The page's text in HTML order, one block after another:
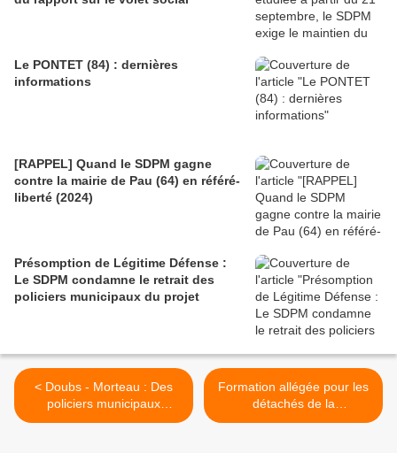
Le PONTET (84) : dernières
informations
[RAPPEL] Quand le SDPM gagne
contre la mairie de Pau (64) en référé-
liberté (2024)
Présomption de Légitime Défense :
Le SDPM condamne le retrait des
policiers municipaux du projet
< Doubs - Morteau : Des
policiers municipaux
sauvent une adolescente
Formation allégée pour les
détachés de la
Gendarmerie et de la Police